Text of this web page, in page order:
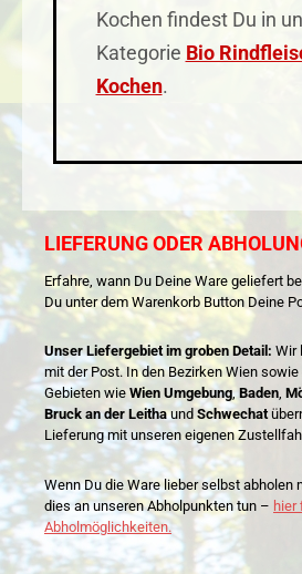
Kochen findest Du in
Kategorie Bio
Kochen.
LIEFERUNG ODER
Erfahre, wann Du Deine Ware geliefert
Du unter dem Warenkorb Button Deine
Unser Liefergebiet im groben Detail: Wir
mit der Post. In den Bezirken Wien
Gebieten wie Wien Umgebung,Baden,
Bruck an der Leithaund Schwechat
Lieferung mit unseren eigenen
Wenn Du die Ware lieber selbst abholen
dies an unseren Abholpunkten tun – hier
Abholmöglichkeiten.